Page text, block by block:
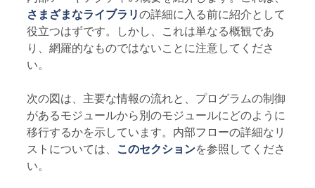
さまざまなライブラリの詳細に入る前に紹介として
役立つはずです。しかし、これは単なる概観であ
り、網羅的なものではないことに注意してくださ
い。
次の図は、主要な情報の流れと、プログラムの制御
があるモジュールから別のモジュールにどのように
移行するかを示しています。内部フローの詳細なリ
ストについては、
このセクションを参照してくださ
い。